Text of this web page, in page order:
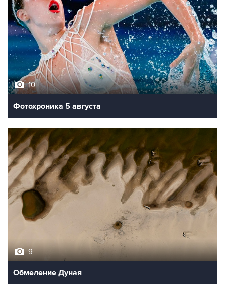
10
Фотохроника 5 августа
9
Обмеление Дуная